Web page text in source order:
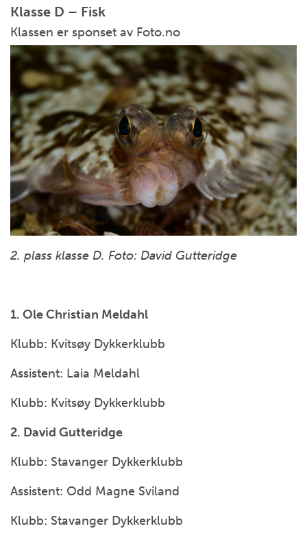
Klasse D – Fisk
Klassen er sponset av Foto.no
2. plass klasse D. Foto: David Gutteridge
1. Ole Christian Meldahl
Klubb: Kvitsøy Dykkerklubb
Assistent: Laia Meldahl
Klubb: Kvitsøy Dykkerklubb
2. David Gutteridge
Klubb: Stavanger Dykkerklubb
Assistent: Odd Magne Sviland
Klubb: Stavanger Dykkerklubb